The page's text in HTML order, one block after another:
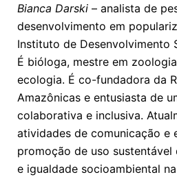
Bianca Darski – analista de
desenvolvimento em
Instituto de Desenvolvimento
É bióloga, mestre em
ecologia. É co-fundadora da
Amazônicas e entusiasta de
colaborativa e inclusiva.
atividades de comunicação e
promoção de uso sustentável
e igualdade socioambiental